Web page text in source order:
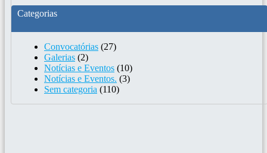
Categorias
Convocatórias (27)
Galerias (2)
Notícias e Eventos (10)
Notícias e Eventos. (3)
Sem categoria (110)